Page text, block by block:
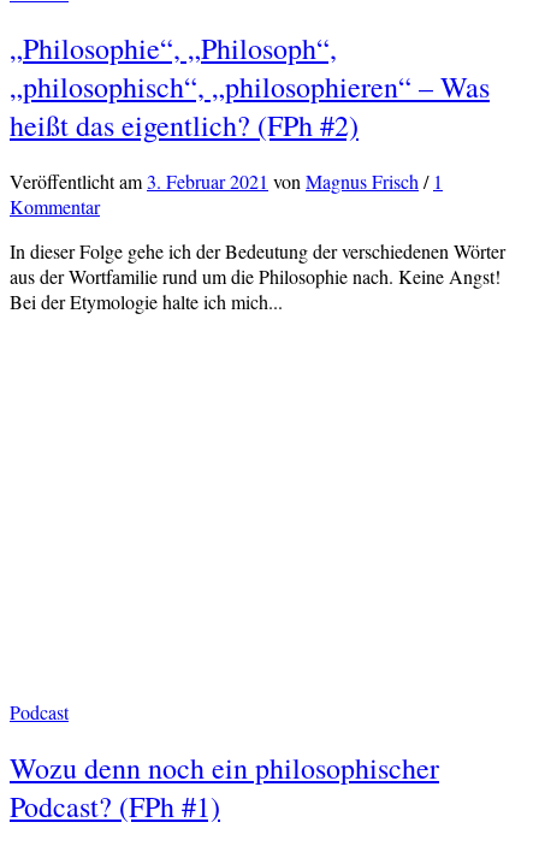
„Philosophie“, „Philosoph“,
„philosophisch“, „philosophieren“ – Was
heißt das eigentlich? (FPh #2)
Veröffentlichtam3. Februar 2021 von Magnus Frisch / 1
Kommentar
In dieser Folge gehe ich der Bedeutung der verschiedenen Wörter
aus der Wortfamilie rund um die Philosophie nach. Keine Angst!
Bei der Etymologie halte ich mich...
Podcast
Wozu denn noch ein philosophischer
Podcast? (FPh #1)